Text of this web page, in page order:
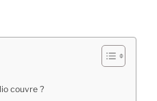
couvre ?